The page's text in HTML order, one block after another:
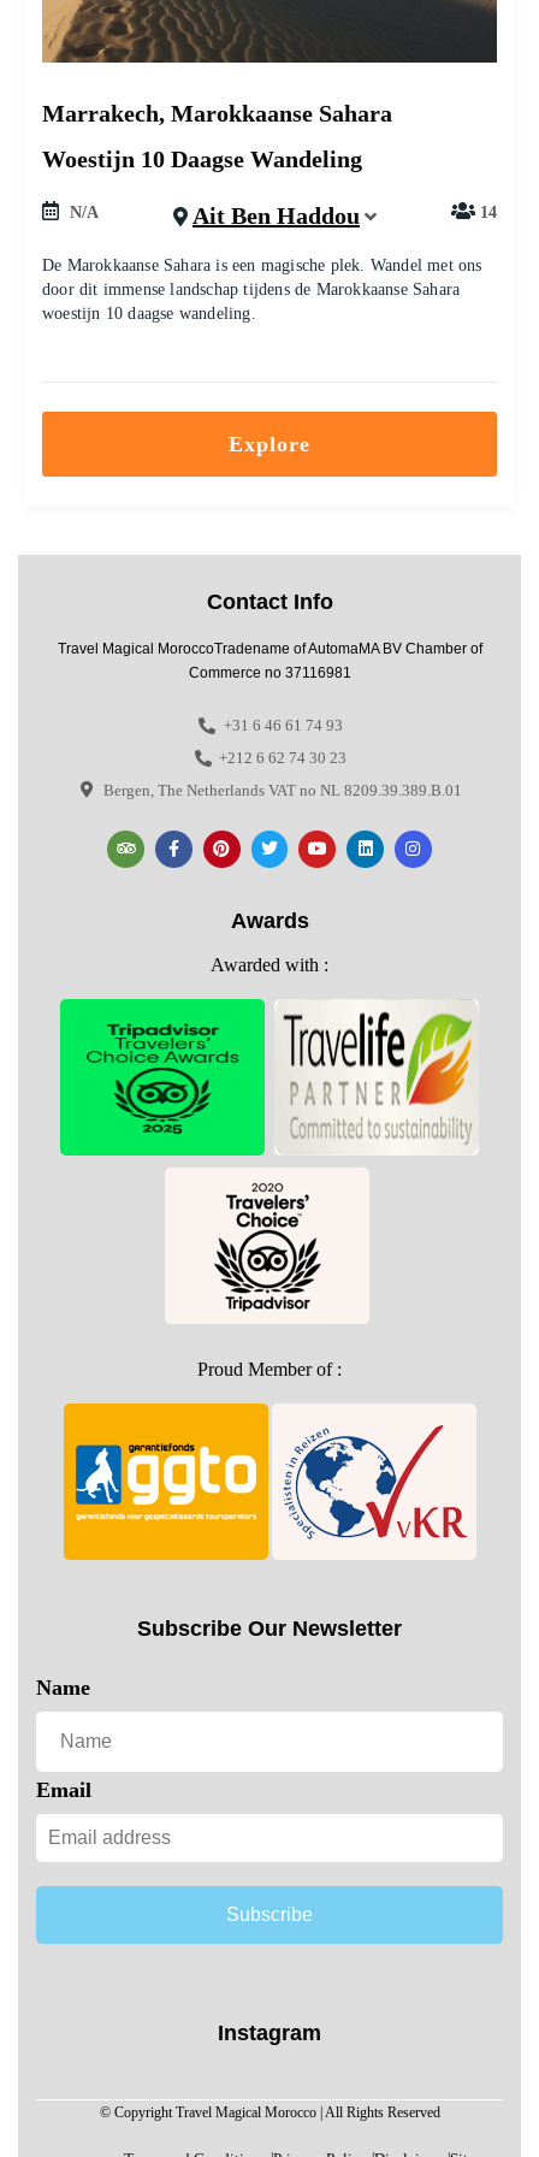
Marrakech, Marokkaanse Sahara
Woestijn 10 Daagse Wandeling
N/A Ait Ben Haddou 14
De Marokkaanse Sahara is een magische plek. Wandel met ons
door dit immense landschap tijdens de Marokkaanse Sahara
woestijn 10 daagse wandeling.
Explore
Contact Info
Travel Magical MoroccoTradename of AutomaMA BV Chamber of
Commerce no 37116981
+31 6 46 61 74 93
+212 6 62 74 30 23
Bergen, The Netherlands VAT no NL 8209.39.389.B.01
Awards
Awarded with :
Proud Member of :
Subscribe Our Newsletter
Name
Email
Subscribe
Instagram
© Copyright Travel Magical Morocco | All Rights Reserved